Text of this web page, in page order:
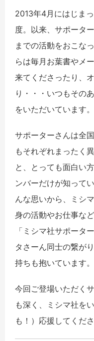
2013年4月にはじま
度。以来、サポータ
までの活動をおこな
らは毎月お葉書やメ
来てくださったり、
り・・・いつもその
をいただいています。
サポーターさんは全
もそれぞれまったく
と、とっても面白い
ンバーだけが知って
んな思いから、ミシ
身の活動やお仕事な
「ミシマ社サポータ
タさーん同士の繋が
持ちも抱いています。
今回ご登場いただく
も深く、ミシマ社を
も！）応援してくだ